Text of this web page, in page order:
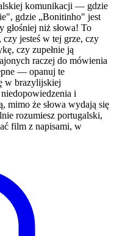
komunikacji — gdzie
gdzie „Bonitinho" jest
głośniej niż słowa! To
jesteś w tej grze, czy
czy zupełnie ją
raczej do mówienia
— opanuj te
w brazylijskiej
i
mimo że słowa wydają się
rozumiesz portugalski,
film z napisami, w